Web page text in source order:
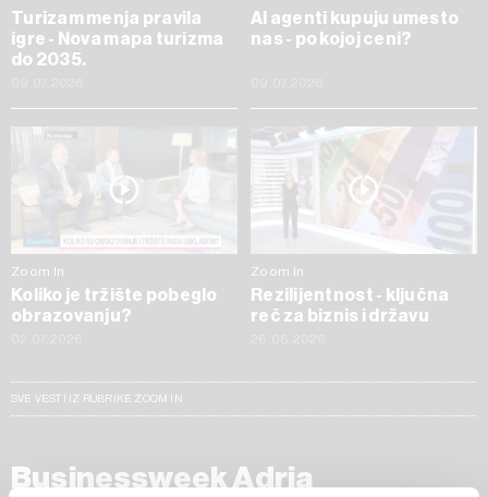
Turizam menja pravila
igre - Nova mapa turizma
do 2035.
AI agenti kupuju umesto
nas - po kojoj ceni?
Zoom In
Koliko je tržište pobeglo
obrazovanju?
Zoom In
Rezilijentnost - ključna
reč za biznis i državu
SVE VESTI IZ RUBRIKE ZOOM IN
Businessweek Adria